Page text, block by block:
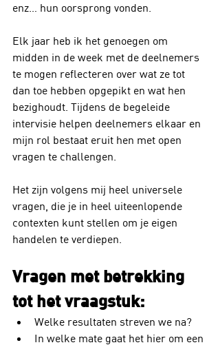
enz… hun oorsprong vonden.
Elk jaar heb ik het genoegen om
midden in de week met de deelnemers
te mogen reflecteren over wat ze tot
dan toe hebben opgepikt en wat hen
bezighoudt. Tijdens de begeleide
intervisie helpen deelnemers elkaar en
mijn rol bestaat eruit hen met open
vragen te challengen.
Het zijn volgens mij heel universele
vragen, die je in heel uiteenlopende
contexten kunt stellen om je eigen
handelen te verdiepen.
Vragen met betrekking
tot het vraagstuk:
Welke resultaten streven we na?
In welke mate gaat het hier om een